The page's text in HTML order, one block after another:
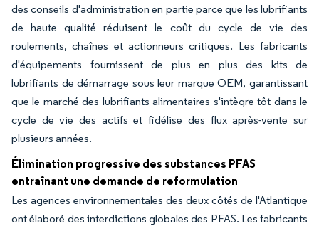
des conseils d'administration en partie parce que les lubrifiants
de haute qualité réduisent le coût du cycle de vie des
roulements, chaînes et actionneurs critiques. Les fabricants
d'équipements fournissent de plus en plus des kits de
lubrifiants de démarrage sous leur marque OEM, garantissant
que le marché des lubrifiants alimentaires s'intègre tôt dans le
cycle de vie des actifs et fidélise des flux après-vente sur
plusieurs années.
Élimination progressive des substances PFAS
entraînant une demande de reformulation
Les agences environnementales des deux côtés de l'Atlantique
ont élaboré des interdictions globales des PFAS. Les fabricants